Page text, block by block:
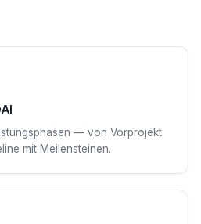
— von Vorprojekt
mit Meilensteinen.